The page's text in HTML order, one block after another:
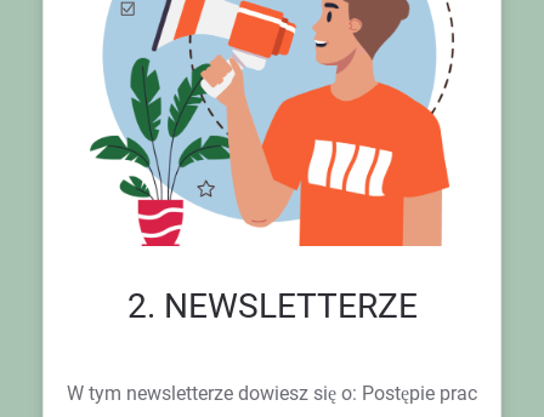
2. NEWSLETTERZE
W tym newsletterze dowiesz się o: Postępie prac